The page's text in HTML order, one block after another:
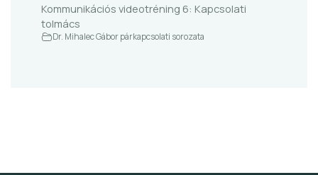
Kommunikációs videotréning 6: Kapcsolati
tolmács
Dr. Mihalec Gábor párkapcsolati sorozata